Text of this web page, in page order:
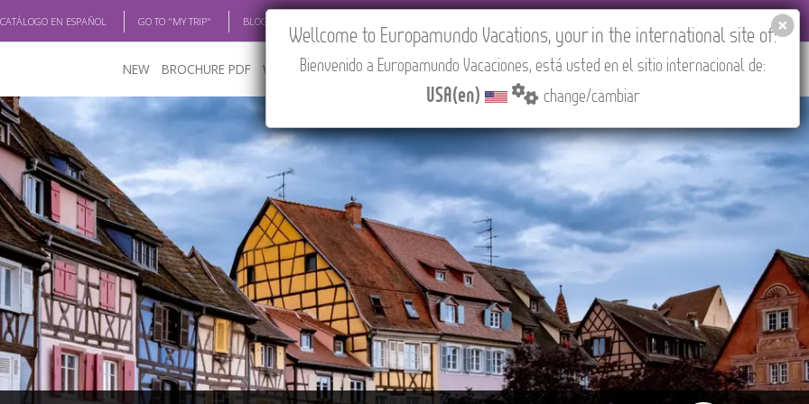
EN ESPAÑOL GO TO "MY TRIP" BLOG
NEW BROCHURE PDF WHERE TO BUY FEATURED ABOUT US CONTACT Find your Tour
Wellcome to Europamundo Vacations, your in the international site of:
Bienvenido a Europamundo Vacaciones, está usted en el sitio internacional de:
USA(en) change/cambiar